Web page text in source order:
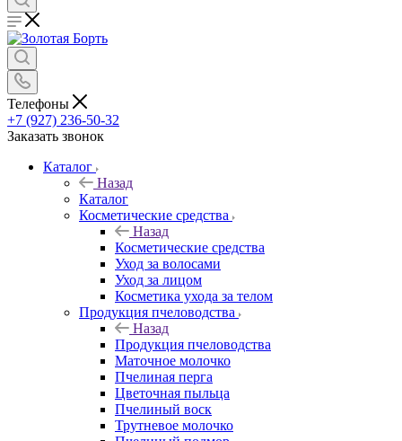
Телефоны
+7 (927) 236-50-32
Заказать звонок
Каталог
Назад
Каталог
Косметические средства
Назад
Косметические средства
Уход за волосами
Уход за лицом
Косметика ухода за телом
Продукция пчеловодства
Назад
Продукция пчеловодства
Маточное молочко
Пчелиная перга
Цветочная пыльца
Пчелиный воск
Трутневое молочко